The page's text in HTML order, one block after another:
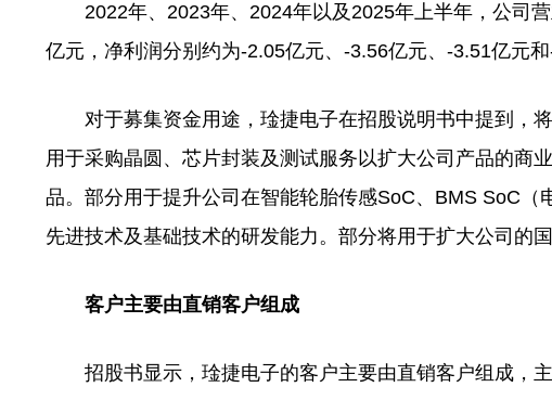
2022年、2023年、2024年以及2025年上半年，公司
亿元，净利润分别约为-2.05亿元、-3.56亿元、-3.51亿元和
对于募集资金用途，琻捷电子在招股说明书中提到，
用于采购晶圆、芯片封装及测试服务以扩大公司产品的商
品。部分用于提升公司在智能轮胎传感SoC、BMS SoC
先进技术及基础技术的研发能力。部分将用于扩大公司的
客户主要由直销客户组成
招股书显示，琻捷电子的客户主要由直销客户组成，主